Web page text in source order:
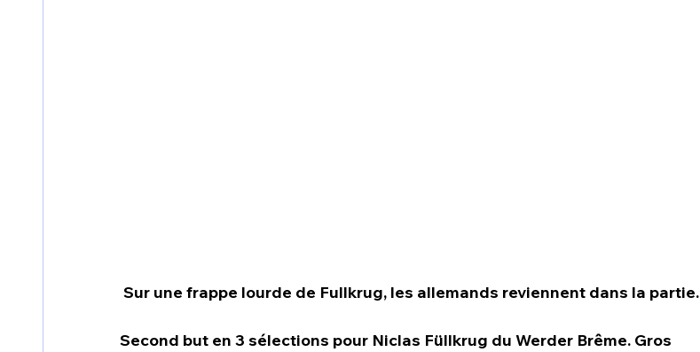
Sur une frappe lourde de Fullkrug, les allemands reviennent dans la partie.
Second but en 3 sélections pour Niclas Füllkrug du Werder Brême. Gros